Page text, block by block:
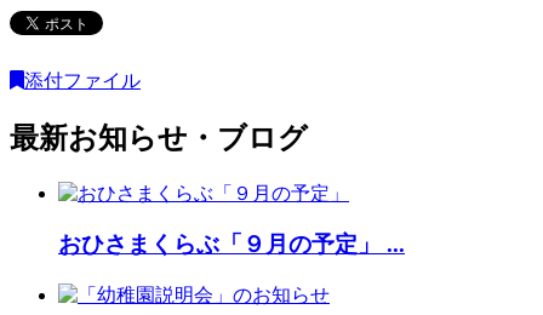
添付ファイル
最新お知らせ・ブログ
おひさまくらぶ「９月の予定」 ...